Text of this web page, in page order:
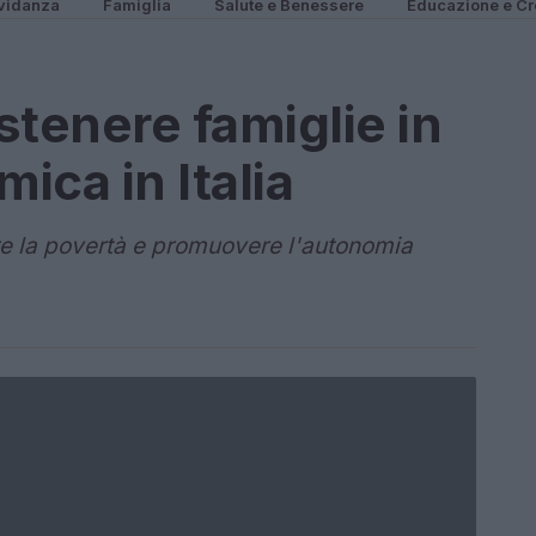
Famiglia Salute e Benessere Educazione e
famiglie in
in Italia
la povertà e promuovere l'autonomia